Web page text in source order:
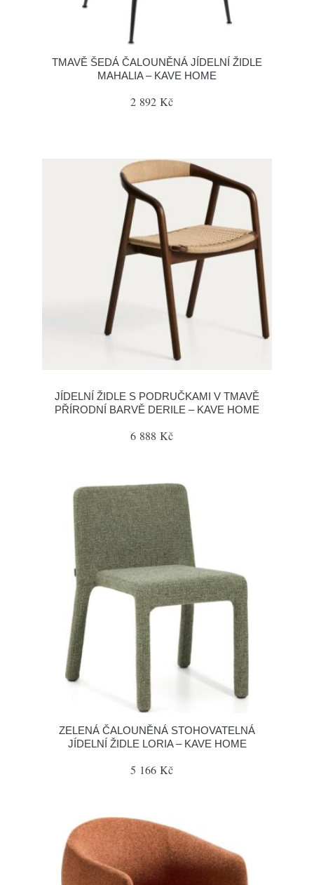
TMAVĚ ŠEDÁ ČALOUNĚNÁ JÍDELNÍ ŽIDLE
MAHALIA – KAVE HOME
2 892 Kč
JÍDELNÍ ŽIDLE S PODRUČKAMI V TMAVĚ
PŘÍRODNÍ BARVĚ DERILE – KAVE HOME
6 888 Kč
ZELENÁ ČALOUNĚNÁ STOHOVATELNÁ
JÍDELNÍ ŽIDLE LORIA – KAVE HOME
5 166 Kč